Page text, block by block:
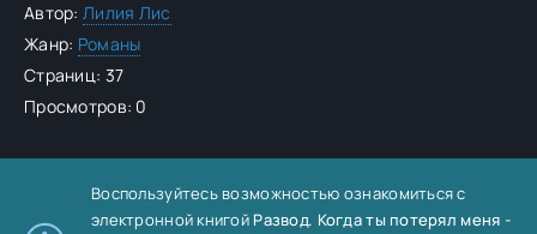
Автор: Лилия Лис
Жанр: Романы
Страниц: 37
Просмотров: 0
Воспользуйтесь возможностью ознакомиться с
электронной книгой Развод. Когда ты потерял меня -